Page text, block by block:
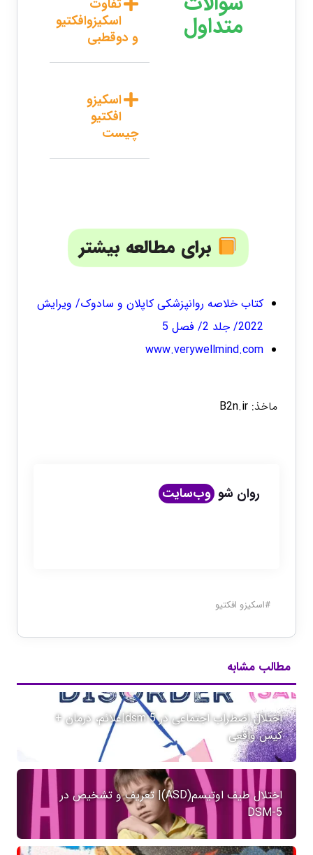
متداول
تفاوت
اسکیزوافکتیو
و دوقطبی
اسکیزو
افکتیو
چیست
برای مطالعه بیشتر
کتاب خلاصه روانپزشکی کاپلان و سادوک/ ویرایش
2022/ جلد 2/ فصل 5
www.verywellmind.com
ماخذ:B2n.ir
روان شو وب‌سایت
#اسکیزو افکتیو
مطالب مشابه
اختلال اضطراب اجتماعی در dsm 5|علائم، درمان +
کیس واقعی
اختلال طیف اوتیسم(ASD)| تعریف و تشخیص در
DSM-5